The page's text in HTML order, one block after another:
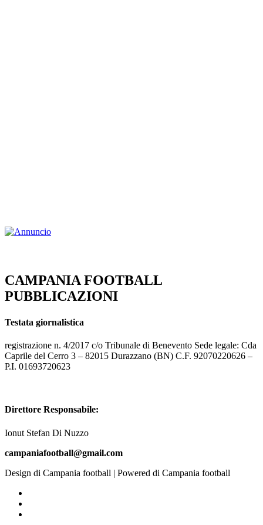
CAMPANIA FOOTBALL
PUBBLICAZIONI
Testata giornalistica
registrazione n. 4/2017 c/o Tribunale di Benevento Sede legale: Cda
Caprile del Cerro 3 – 82015 Durazzano (BN) C.F. 92070220626 –
P.I. 01693720623
Direttore Responsabile:
Ionut Stefan Di Nuzzo
campaniafootball@gmail.com
Design di Campania football | Powered di Campania football